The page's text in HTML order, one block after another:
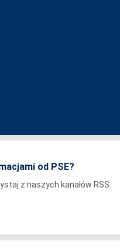
od PSE?
z naszych kanałów RSS.